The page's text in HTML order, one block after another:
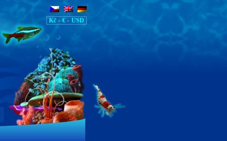
Kč » € » USD